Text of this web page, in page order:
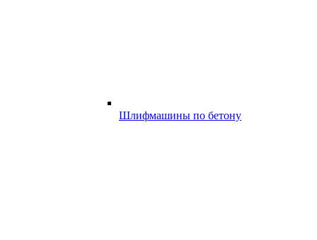
Шлифмашины по бетону